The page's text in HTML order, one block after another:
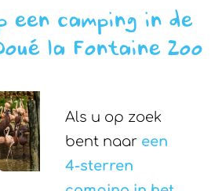
Als u op zoek
bent naareen
camping in het
Loiredal
dan niet verder
dan onze